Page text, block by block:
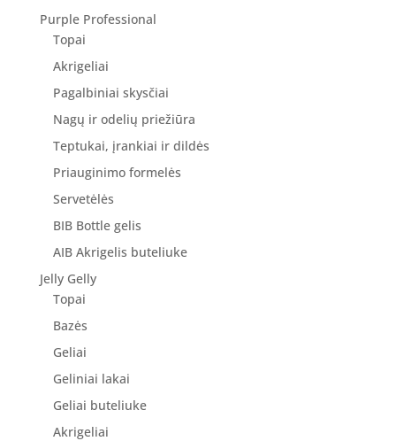
Purple Professional
Topai
Akrigeliai
Pagalbiniai skysčiai
Nagų ir odelių priežiūra
Teptukai, įrankiai ir dildės
Priauginimo formelės
Servetėlės
BIB Bottle gelis
AIB Akrigelis buteliuke
Jelly Gelly
Topai
Bazės
Geliai
Geliniai lakai
Geliai buteliuke
Akrigeliai